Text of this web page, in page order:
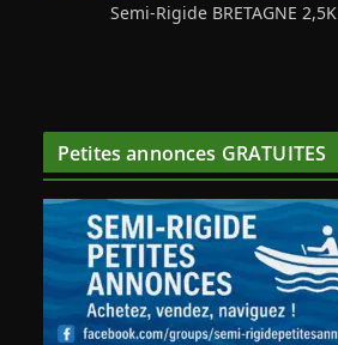
Semi-Rigide BRETAGNE 2,5K
Petites annonces GRATUITES